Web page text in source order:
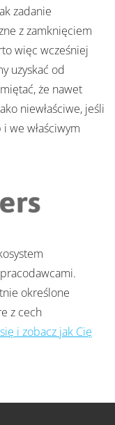
zadanie
z zamknięciem
więc wcześniej
uzyskać od
że nawet
niewłaściwe, jeśli
we właściwym
określone
z cech
i zobacz jak Cię